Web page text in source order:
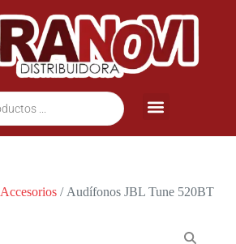
Accesorios/ Audífonos JBL Tune 520BT